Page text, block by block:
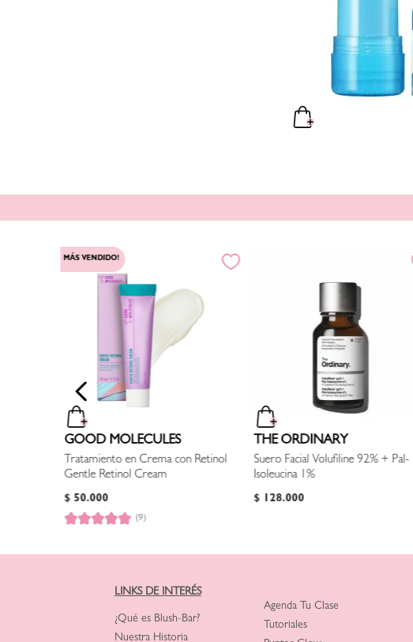
MÁS VENDIDO!
GOOD MOLECULES
Tratamiento en Crema con Retinol
Gentle Retinol Cream
$ 50.000
(9)
THE ORDINARY
Suero Facial Volufiline 92% + Pal-
Isoleucina 1%
$ 128.000
LINKS DE INTERÉS
¿Qué es Blush-Bar?
Nuestra Historia
Agenda Tu Clase
Tutoriales